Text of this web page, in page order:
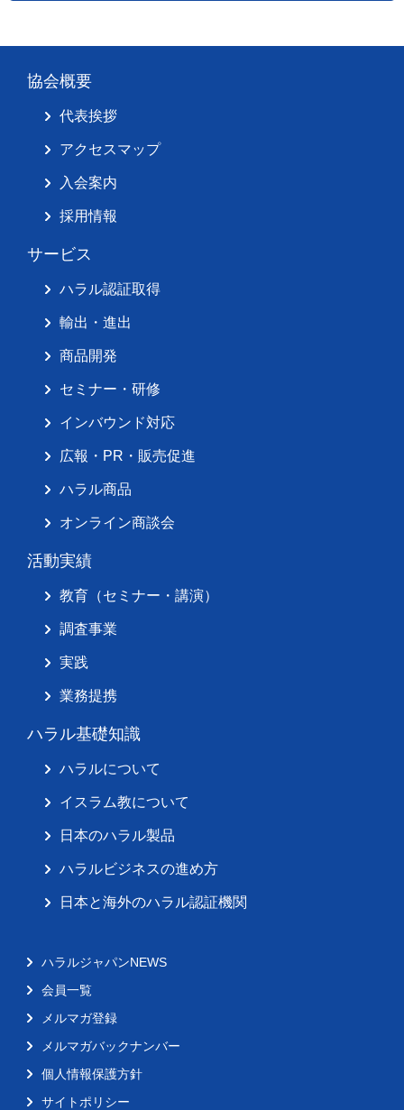
協会概要
代表挨拶
アクセスマップ
入会案内
採用情報
サービス
ハラル認証取得
輸出・進出
商品開発
セミナー・研修
インバウンド対応
広報・PR・販売促進
ハラル商品
オンライン商談会
活動実績
教育（セミナー・講演）
調査事業
実践
業務提携
ハラル基礎知識
ハラルについて
イスラム教について
日本のハラル製品
ハラルビジネスの進め方
日本と海外のハラル認証機関
ハラルジャパンNEWS
会員一覧
メルマガ登録
メルマガバックナンバー
個人情報保護方針
サイトポリシー